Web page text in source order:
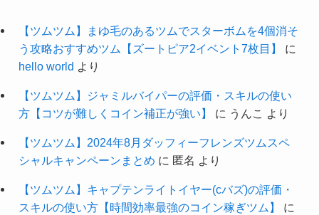
【ツムツム】まゆ毛のあるツムでスターボムを4個消そ
う攻略おすすめツム【ズートピア2イベント7枚目】
に
hello world より
【ツムツム】ジャミルバイパーの評価・スキルの使い
方【コツが難しくコイン補正が強い】
に うんこ より
【ツムツム】2024年8月ダッフィーフレンズツムスペ
シャルキャンペーンまとめ に 匿名 より
【ツムツム】キャプテンライトイヤー(cバズ)の評価・
スキルの使い方【時間効率最強のコイン稼ぎツム】
に